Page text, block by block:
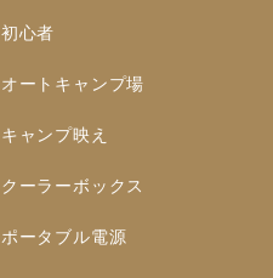
初心者
オートキャンプ場
キャンプ映え
クーラーボックス
ポータブル電源